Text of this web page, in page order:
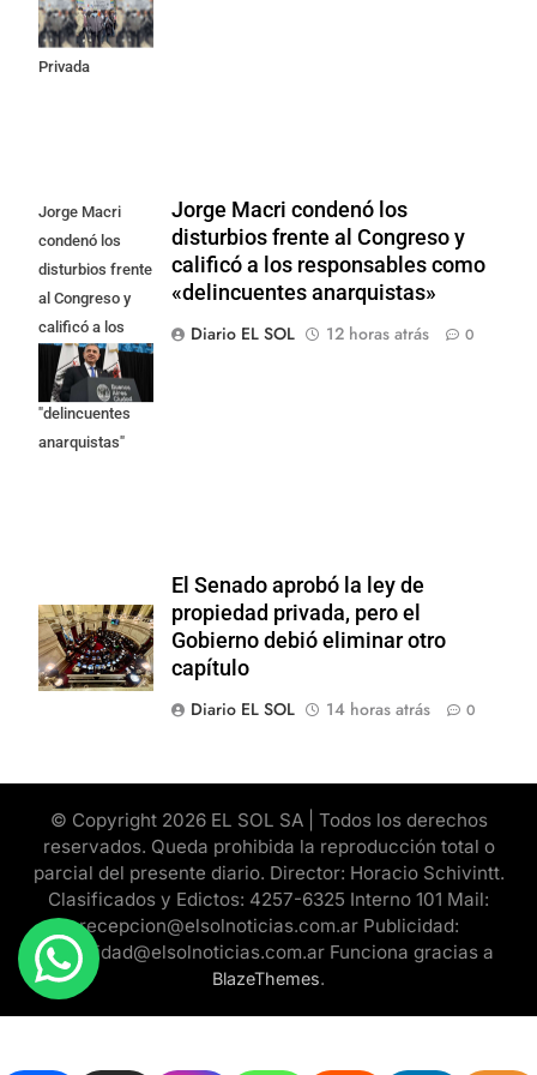
la Ley de
Propiedad
Privada
Jorge Macri
condenó los
disturbios frente
al Congreso y
calificó a los
responsables
como
"delincuentes
anarquistas"
Jorge Macri condenó los
disturbios frente al Congreso y
calificó a los responsables como
«delincuentes anarquistas»
Diario EL SOL
12 horas atrás 0
El Senado aprobó la ley de
propiedad privada, pero el
Gobierno debió eliminar otro
capítulo
Diario EL SOL
14 horas atrás 0
© Copyright 2026 EL SOL SA | Todos los derechos
reservados. Queda prohibida la reproducción total o
parcial del presente diario. Director: Horacio Schivintt.
Clasificados y Edictos: 4257-6325 Interno 101 Mail:
recepcion@elsolnoticias.com.ar Publicidad:
publicidad@elsolnoticias.com.ar Funciona gracias a
BlazeThemes.